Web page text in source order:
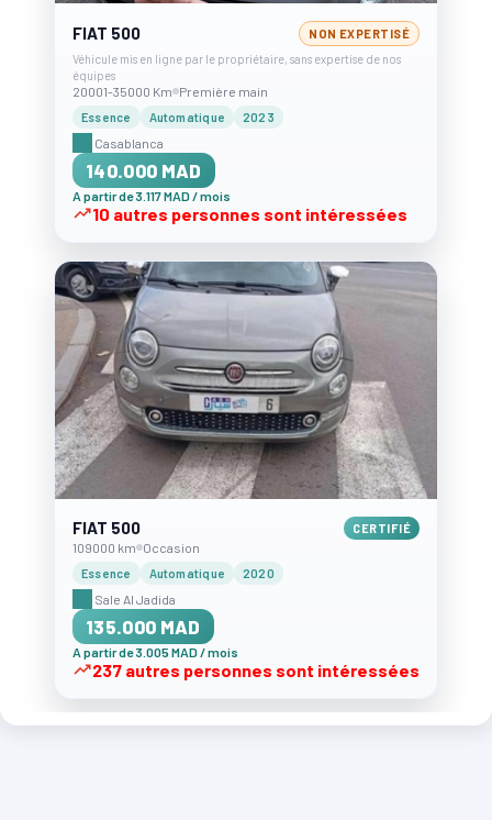
FIAT 500
NON EXPERTISÉ
Véhicule mis en ligne par le propriétaire, sans expertise de nos
équipes
20001-35000 Km Première main
Essence Automatique 2023
Casablanca
140.000 MAD
A partir de 3.117 MAD / mois
10 autres personnes sont intéressées
FIAT 500 CERTIFIÉ
109000 km Occasion
Essence Automatique 2020
Sale Al Jadida
135.000 MAD
A partir de 3.005 MAD / mois
237 autres personnes sont intéressées